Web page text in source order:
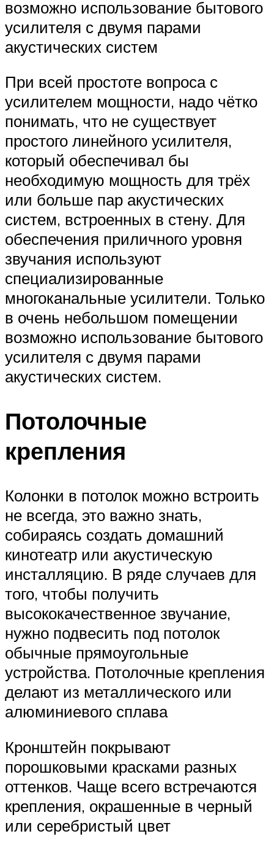
возможно использование бытового
усилителя с двумя парами
акустических систем
При всей простоте вопроса с
усилителем мощности, надо чётко
понимать, что не существует
простого линейного усилителя,
который обеспечивал бы
необходимую мощность для трёх
или больше пар акустических
систем, встроенных в стену. Для
обеспечения приличного уровня
звучания используют
специализированные
многоканальные усилители. Только
в очень небольшом помещении
возможно использование бытового
усилителя с двумя парами
акустических систем.
Потолочные
крепления
Колонки в потолок можно встроить
не всегда, это важно знать,
собираясь создать домашний
кинотеатр или акустическую
инсталляцию. В ряде случаев для
того, чтобы получить
высококачественное звучание,
нужно подвесить под потолок
обычные прямоугольные
устройства. Потолочные крепления
делают из металлического или
алюминиевого сплава
Кронштейн покрывают
порошковыми красками разных
оттенков. Чаще всего встречаются
крепления, окрашенные в черный
или серебристый цвет